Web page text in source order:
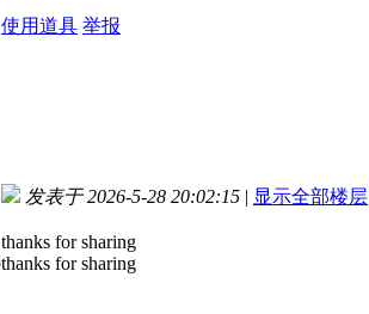
使用道具 举报
发表于 2026-5-28 20:02:15 | 显示全部楼层
thanks for sharing
thanks for sharing